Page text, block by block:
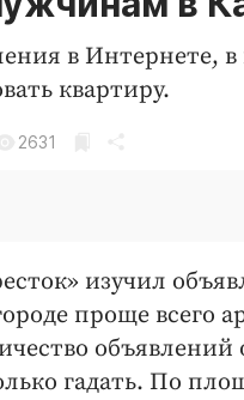
в Интернете, в
квартиру.
2631
изучил
проще всего
гадать. По